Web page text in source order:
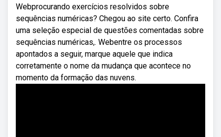
Webprocurando exercícios resolvidos sobre
sequências numéricas? Chegou ao site certo. Confira
uma seleção especial de questões comentadas sobre
sequências numéricas,. Webentre os processos
apontados a seguir, marque aquele que indica
corretamente o nome da mudança que acontece no
momento da formação das nuvens.